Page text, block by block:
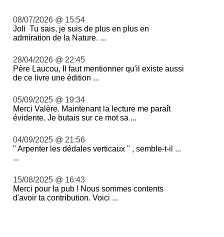
08/07/2026 @ 15:54
Joli Tu sais, je suis de plus en plus en
admiration de la Nature. ...
28/04/2026 @ 22:45
Père Laucou, Il faut mentionner qu'il existe aussi
de ce livre une édition ...
05/09/2025 @ 19:34
Merci Valère. Maintenant la lecture me paraît
évidente. Je butais sur ce mot sa ...
04/09/2025 @ 21:56
" Arpenter les dédales verticaux " , semble-t-il ...
...
15/08/2025 @ 16:43
Merci pour la pub ! Nous sommes contents
d'avoir ta contribution. Voici ...